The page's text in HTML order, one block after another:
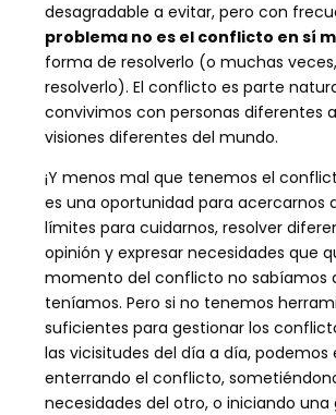
desagradable a evitar, pero con
problema no es el conflicto en sí
forma de resolverlo (o muchas
resolverlo).El conflicto es parte
convivimos con personas diferentes
visiones diferentes del mundo.
¡Y menos mal que tenemos el
es una oportunidad para acercarnos
límites para cuidarnos, resolver
opinión y expresar necesidades que
momento del conflicto no sabíamos
teníamos.Pero si no tenemos
suficientes para gestionar los
las vicisitudes del día a día, podemos
enterrando el conflicto,
necesidades del otro, o iniciando una